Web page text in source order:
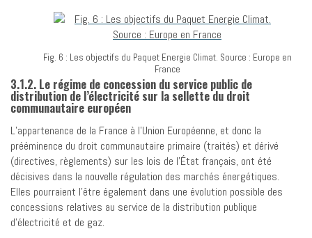
Fig. 6 : Les objectifs du Paquet Energie Climat. Source : Europe en
France
3.1.2. Le régime de concession du service public de
distribution de l’électricité sur la sellette du droit
communautaire européen
L’appartenance de la France à l’Union Européenne, et donc la
prééminence du droit communautaire primaire (traités) et dérivé
(directives, règlements) sur les lois de l’État français, ont été
décisives dans la nouvelle régulation des marchés énergétiques.
Elles pourraient l’être également dans une évolution possible des
concessions relatives au service de la distribution publique
d’électricité et de gaz.